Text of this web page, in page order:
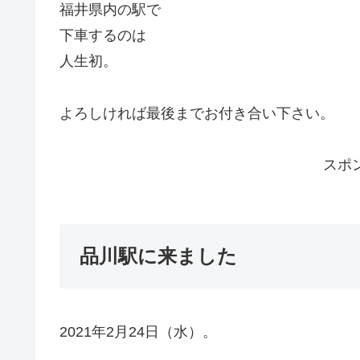
福井県内の駅で
下車するのは
人生初。
よろしければ最後までお付き合い下さい。
スポ
品川駅に来ました
2021年2月24日（水）。